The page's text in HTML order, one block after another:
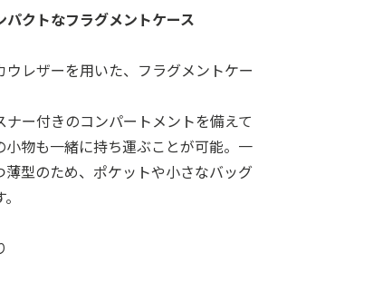
クトなフラグメントケース
レザーを用いた、フラグメントケー
ー付きのコンパートメントを備えて
物も一緒に持ち運ぶことが可能。一
型のため、ポケットや小さなバッグ